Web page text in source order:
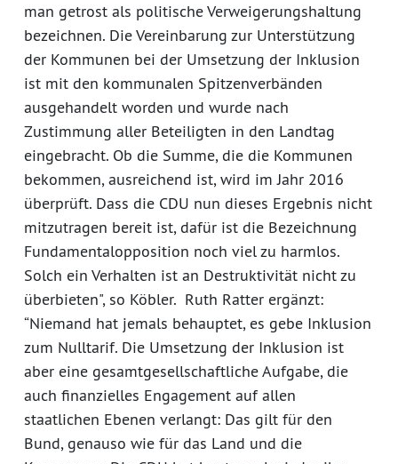
man getrost als politische Verweigerungshaltung
bezeichnen. Die Vereinbarung zur Unterstützung
der Kommunen bei der Umsetzung der Inklusion
ist mit den kommunalen Spitzenverbänden
ausgehandelt worden und wurde nach
Zustimmung aller Beteiligten in den Landtag
eingebracht. Ob die Summe, die die Kommunen
bekommen, ausreichend ist, wird im Jahr 2016
überprüft. Dass die CDU nun dieses Ergebnis nicht
mitzutragen bereit ist, dafür ist die Bezeichnung
Fundamentalopposition noch viel zu harmlos.
Solch ein Verhalten ist an Destruktivität nicht zu
überbieten", so Köbler. Ruth Ratter ergänzt:
“Niemand hat jemals behauptet, es gebe Inklusion
zum Nulltarif. Die Umsetzung der Inklusion ist
aber eine gesamtgesellschaftliche Aufgabe, die
auch finanzielles Engagement auf allen
staatlichen Ebenen verlangt: Das gilt für den
Bund, genauso wie für das Land und die